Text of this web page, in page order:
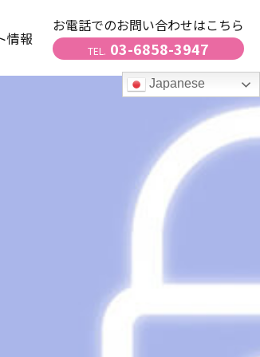
情報
お電話でのお問い合わせはこちら
TEL. 03-6858-3947
Japanese